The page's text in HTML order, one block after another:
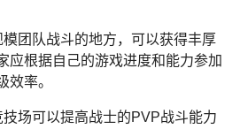
团队战斗的地方，可以获得丰厚
应根据自己的游戏进度和能力参加
效率。
场可以提高战士的PVP战斗能力